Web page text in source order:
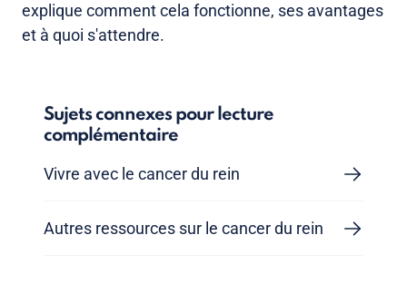
explique comment cela fonctionne, ses avantages
et à quoi s'attendre.
Sujets connexes pour lecture
complémentaire
Vivre avec le cancer du rein
Autres ressources sur le cancer du rein